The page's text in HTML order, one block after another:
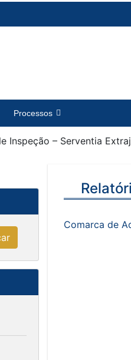
Processos
Inspeção – Serventia
Comarca de